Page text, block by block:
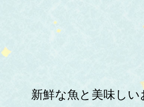
新鮮な魚と美味しい